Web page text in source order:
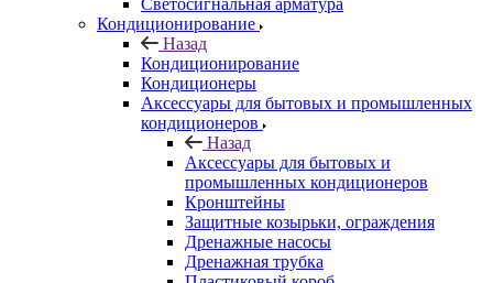
Светосигнальная арматура
Кондиционирование
Назад
Кондиционирование
Кондиционеры
Аксессуары для бытовых и промышленных
кондиционеров
Назад
Аксессуары для бытовых и
промышленных кондиционеров
Кронштейны
Защитные козырьки, ограждения
Дренажные насосы
Дренажная трубка